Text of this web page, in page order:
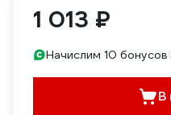
1 013 ₽
Начислим 10 бонусов
В